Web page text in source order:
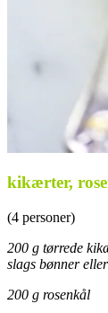
kikærter,
(4 personer)
200 g tørrede
slags bønner
200 g rosenkål